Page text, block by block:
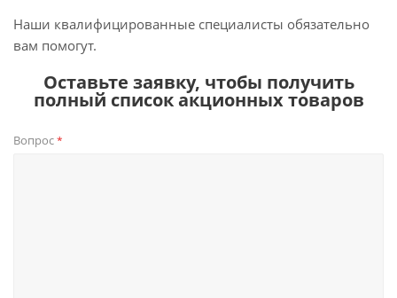
Наши квалифицированные специалисты обязательно
вам помогут.
Оставьте заявку, чтобы получить
полный список акционных товаров
Вопрос*